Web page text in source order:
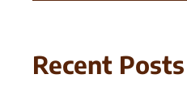
Recent Posts